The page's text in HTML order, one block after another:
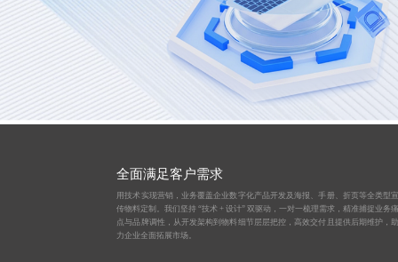
全面满足客户需求
用技术实现营销，业务覆盖企业数字化产品开发及海报、手册、折页等全类型
传物料定制。我们坚持 “技术 + 设计” 双驱动，一对一梳理需求，精准捕捉业务
点与品牌调性，从开发架构到物料细节层层把控，高效交付且提供后期维护，
力企业全面拓展市场。